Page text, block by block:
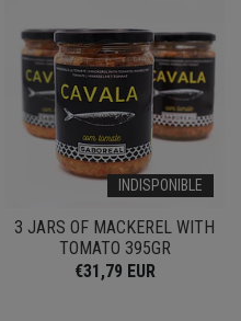
INDISPONIBLE
3 JARS OF MACKEREL WITH
TOMATO 395GR
€31,79 EUR